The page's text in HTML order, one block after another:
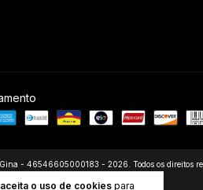
o uso de cookiespara
- 46546605000183 - 2026. Todos os direitos